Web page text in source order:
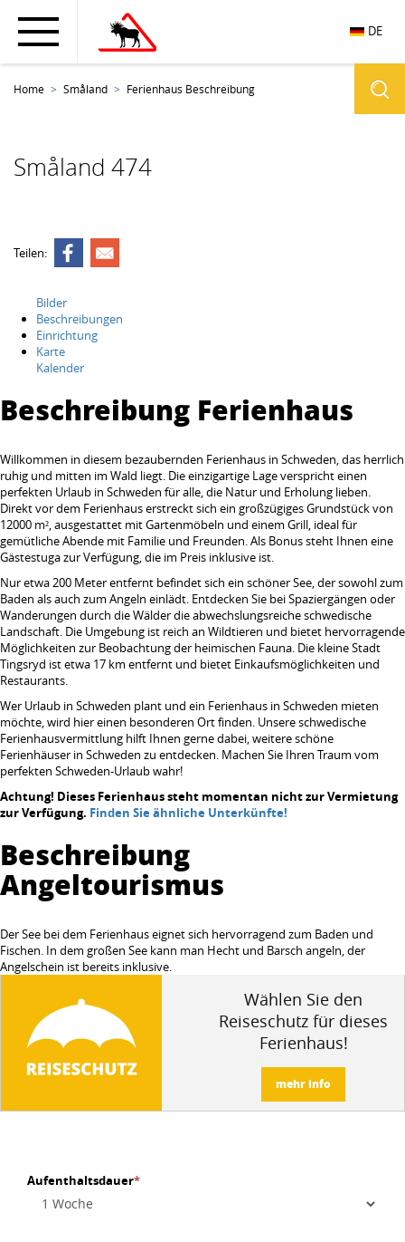
DE
Home Småland Ferienhaus Beschreibung
Småland 474
Teilen:
Bilder
Beschreibungen
Einrichtung
Karte
Kalender
Beschreibung Ferienhaus
Willkommen in diesem bezaubernden Ferienhaus in Schweden, das herrlich
ruhig und mitten im Wald liegt. Die einzigartige Lage verspricht einen
perfekten Urlaub in Schweden für alle, die Natur und Erholung lieben.
Direkt vor dem Ferienhaus erstreckt sich ein großzügiges Grundstück von
12000 m², ausgestattet mit Gartenmöbeln und einem Grill, ideal für
gemütliche Abende mit Familie und Freunden. Als Bonus steht Ihnen eine
Gästestuga zur Verfügung, die im Preis inklusive ist.
Nur etwa 200 Meter entfernt befindet sich ein schöner See, der sowohl zum
Baden als auch zum Angeln einlädt. Entdecken Sie bei Spaziergängen oder
Wanderungen durch die Wälder die abwechslungsreiche schwedische
Landschaft. Die Umgebung ist reich an Wildtieren und bietet hervorragende
Möglichkeiten zur Beobachtung der heimischen Fauna. Die kleine Stadt
Tingsryd ist etwa 17 km entfernt und bietet Einkaufsmöglichkeiten und
Restaurants.
Wer Urlaub in Schweden plant und ein Ferienhaus in Schweden mieten
möchte, wird hier einen besonderen Ort finden. Unsere schwedische
Ferienhausvermittlung hilft Ihnen gerne dabei, weitere schöne
Ferienhäuser in Schweden zu entdecken. Machen Sie Ihren Traum vom
perfekten Schweden-Urlaub wahr!
Achtung! Dieses Ferienhaus steht momentan nicht zur Vermietung
zur Verfügung. Finden Sie ähnliche Unterkünfte!
Beschreibung
Angeltourismus
Der See bei dem Ferienhaus eignet sich hervorragend zum Baden und
Fischen. In dem großen See kann man Hecht und Barsch angeln, der
Angelschein ist bereits inklusive.
Wählen Sie den
Reiseschutz für dieses
Ferienhaus!
mehr info
Aufenthaltsdauer*